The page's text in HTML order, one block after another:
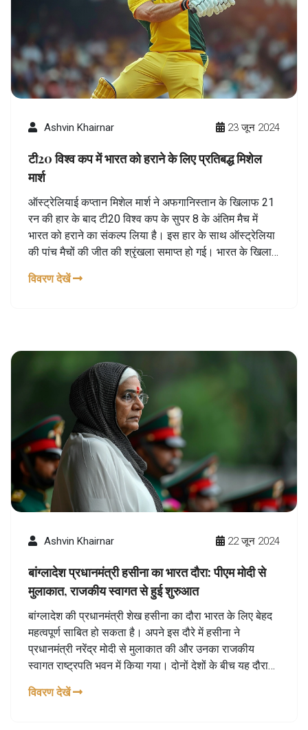
Ashvin Khairnar 23 जून 2024
टी20 विश्व कप में भारत को हराने के लिए प्रतिबद्ध मिशेल
मार्श
ऑस्ट्रेलियाई कप्तान मिशेल मार्श ने अफगानिस्तान के खिलाफ 21
रन की हार के बाद टी20 विश्व कप के सुपर 8 के अंतिम मैच में
भारत को हराने का संकल्प लिया है। इस हार के साथ ऑस्ट्रेलिया
की पांच मैचों की जीत की श्रृंखला समाप्त हो गई। भारत के खिलाफ
विवरण देखें
Ashvin Khairnar 22 जून 2024
बांग्लादेश प्रधानमंत्री हसीना का भारत दौरा: पीएम मोदी से
मुलाकात, राजकीय स्वागत से हुई शुरुआत
बांग्लादेश की प्रधानमंत्री शेख हसीना का दौरा भारत के लिए बेहद
महत्वपूर्ण साबित हो सकता है। अपने इस दौरे में हसीना ने
प्रधानमंत्री नरेंद्र मोदी से मुलाकात की और उनका राजकीय
स्वागत राष्ट्रपति भवन में किया गया। दोनों देशों के बीच यह दौरा
संकेत देता है।
विवरण देखें